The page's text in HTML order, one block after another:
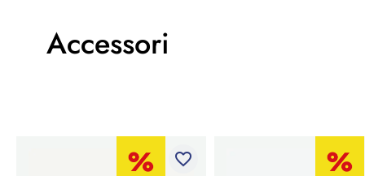
Accessori
favorite_border